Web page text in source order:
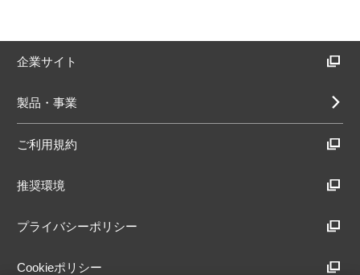
企業サイト
製品・事業
ご利用規約
推奨環境
プライバシーポリシー
Cookieポリシー